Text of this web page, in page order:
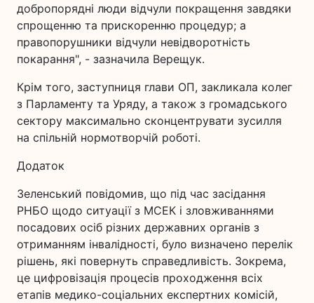
добропорядні люди відчули покращення завдяки
спрощенню та прискоренню процедур; а
правопорушники відчули невідворотність
покарання", - зазначила Верещук.
Крім того, заступниця глави ОП, закликала колег
з Парламенту та Уряду, а також з громадського
сектору максимально сконцентрувати зусилля
на спільній нормотворчій роботі.
Додаток
Зеленський повідомив, що під час засідання
РНБО щодо ситуації з МСЕК і зловживаннями
посадових осіб різних державних органів з
отриманням інвалідності, було визначено перелік
рішень, які повернуть справедливість. Зокрема,
це цифровізація процесів проходження всіх
етапів медико-соціальних експертних комісій,